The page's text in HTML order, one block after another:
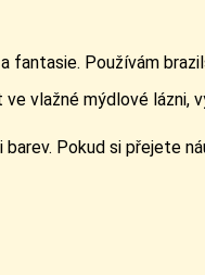
Používám
vlažné mýdlové lázni,
Pokud si přejete